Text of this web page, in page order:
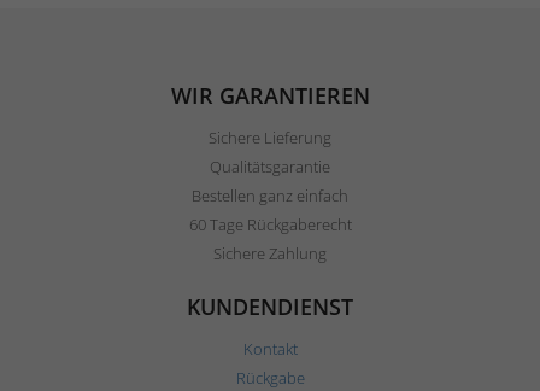
WIR GARANTIEREN
Sichere Lieferung
Qualitätsgarantie
Bestellen ganz einfach
60 Tage Rückgaberecht
Sichere Zahlung
KUNDENDIENST
Kontakt
Rückgabe